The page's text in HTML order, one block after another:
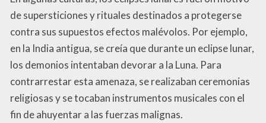
de supersticiones y rituales destinados a protegerse
contra sus supuestos efectos malévolos. Por ejemplo,
en la India antigua, se creía que durante un eclipse lunar,
los demonios intentaban devorar a la Luna. Para
contrarrestar esta amenaza, se realizaban ceremonias
religiosas y se tocaban instrumentos musicales con el
fin de ahuyentar a las fuerzas malignas.